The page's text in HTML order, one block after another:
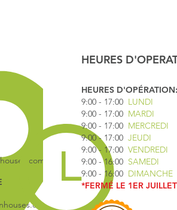
HEURES
HEURES D'OPÉRATION:
9:00 - 17:00 LUNDI
9:00 - 17:00 MARDI
9:00 - 17:00 MERCREDI
9:00 - 17:00 JEUDI
9:00 - 17:00 VENDREDI
9:00 - 16:00 SAMEDI
9:00 - 16:00 DIMANCHE
*FERMÉ LE 1ER JUILLET